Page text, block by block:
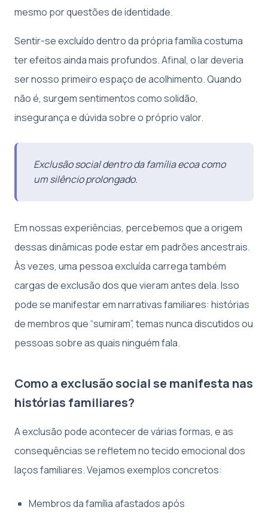
mesmo por questões de identidade.
Sentir-se excluído dentro da própria família costuma
ter efeitos ainda mais profundos. Afinal, o lar deveria
ser nosso primeiro espaço de acolhimento. Quando
não é, surgem sentimentos como solidão,
insegurança e dúvida sobre o próprio valor.
Exclusão social dentro da família ecoa como
um silêncio prolongado.
Em nossas experiências, percebemos que a origem
dessas dinâmicas pode estar em padrões ancestrais.
Às vezes, uma pessoa excluída carrega também
cargas de exclusão dos que vieram antes dela. Isso
pode se manifestar em narrativas familiares: histórias
de membros que “sumiram”, temas nunca discutidos ou
pessoas sobre as quais ninguém fala.
Como a exclusão social se manifesta nas
histórias familiares?
A exclusão pode acontecer de várias formas, e as
consequências se refletem no tecido emocional dos
laços familiares. Vejamos exemplos concretos:
Membros da família afastados após